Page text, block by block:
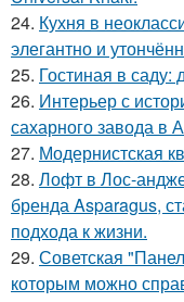
24. Кухня в
элегантно и
25. Гостиная в
26. Интерьер с
сахарного завода в
27. Модернистская
28. Лофт в Лос-
бренда Asparagus,
подхода к жизни.
29. Советская
которым можно